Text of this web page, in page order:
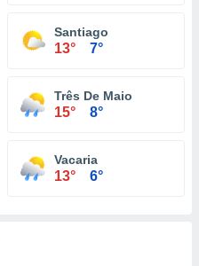
Santiago
13° 7°
Três De Maio
15° 8°
Vacaria
13° 6°